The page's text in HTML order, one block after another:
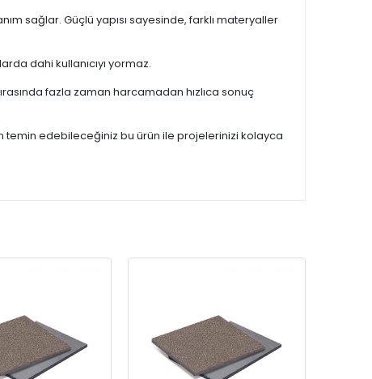
sağlar. Güçlü yapısı sayesinde, farklı materyaller
dahi kullanıcıyı yormaz.
fazla zaman harcamadan hızlıca sonuç
temin edebileceğiniz bu ürün ile projelerinizi kolayca